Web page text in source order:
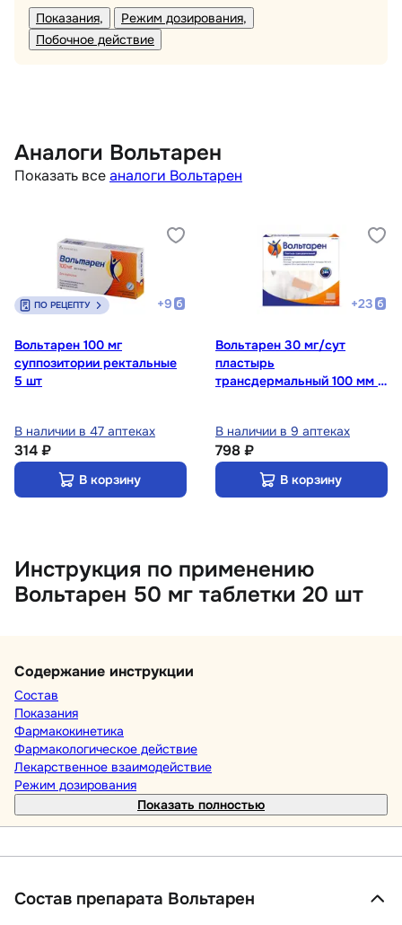
Показания
Режим дозирования
Побочное действие
Аналоги Вольтарен
Показать всеаналоги Вольтарен
ПО РЕЦЕПТУ +9
Вольтарен 100 мг
суппозитории ректальные
5 шт
В наличии в 47 аптеках
314 ₽
В корзину
+23
Вольтарен 30 мг/сут
пластырь
трансдермальный 100 мм х
В наличии в 9 аптеках
798 ₽
В корзину
Инструкция по применению
Вольтарен 50 мг таблетки 20 шт
Содержание инструкции
Состав
Показания
Фармакокинетика
Фармакологическое действие
Лекарственное взаимодействие
Режим дозирования
Показать полностью
Состав препарата Вольтарен